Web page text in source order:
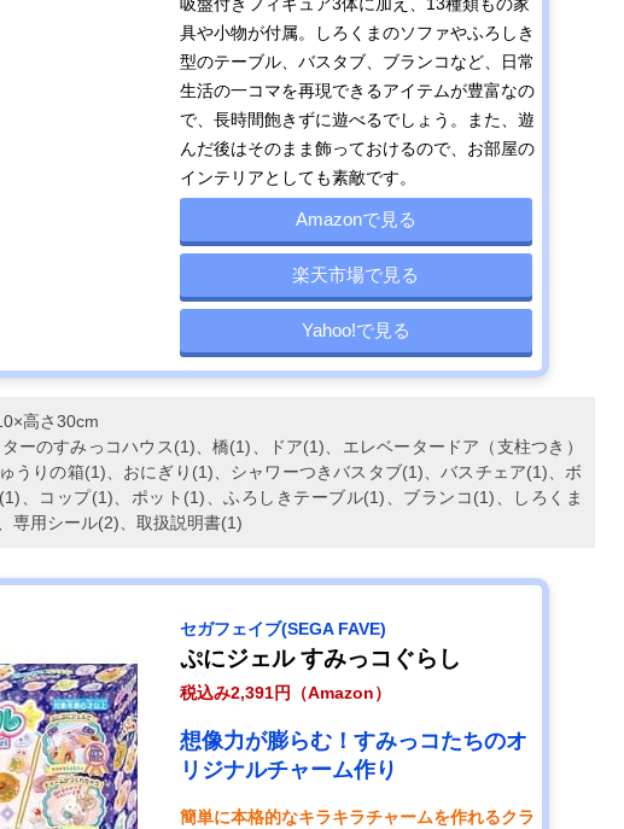
具や小物が付属。しろくまのソファやふろしき
型のテーブル、バスタブ、ブランコなど、日常
生活の一コマを再現できるアイテムが豊富なの
で、長時間飽きずに遊べるでしょう。また、遊
んだ後はそのまま飾っておけるので、お部屋の
インテリアとしても素敵です。
Amazonで見る
楽天市場で見る
Yahoo!で見る
高さ30cm
ターのすみっコハウス(1)、橋(1)、ドア(1)、エレベータードア（支柱つき）
うりの箱(1)、おにぎり(1)、シャワーつきバスタブ(1)、バスチェア(1)、ボ
、コップ(1)、ポット(1)、ふろしきテーブル(1)、ブランコ(1)、しろくま
専用シール(2)、取扱説明書(1)
セガフェイブ(SEGA FAVE)
ぷにジェル すみっコぐらし
税込み2,391円（Amazon）
想像力が膨らむ！すみっコたちのオ
リジナルチャーム作り
簡単に本格的なキラキラチャームを作れるクラ